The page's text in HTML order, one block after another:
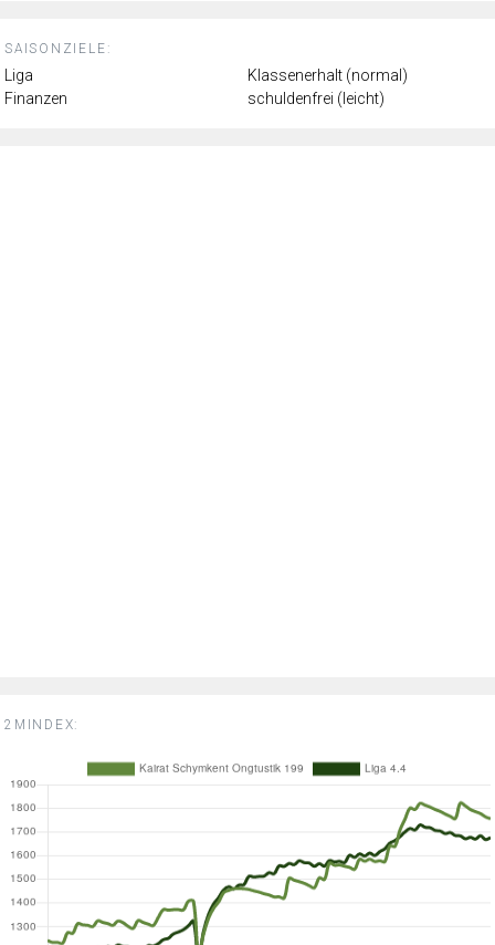
SAISONZIELE:
Liga
Klassenerhalt (normal)
Finanzen
schuldenfrei (leicht)
2MINDEX: